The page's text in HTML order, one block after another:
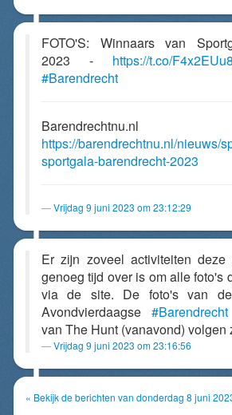
FOTO'S: Winnaars van
2023 - https://t.co/
#Barendrecht
Barendrechtnu.nl
https://barendrechtnu.nl/nieuws/
sportgala-barendrecht-2023
Vrijdag 9 juni 2023 om 23:12:29
Er zijn zoveel activiteiten
genoeg tijd over is om alle foto's
via de site. De foto's van
Avondvierdaagse #Barendrecht
van The Hunt (vanavond) volgen
Vrijdag 9 juni 2023 om 23:16:56
« Bekijk de berichten van donderdag 8 juni